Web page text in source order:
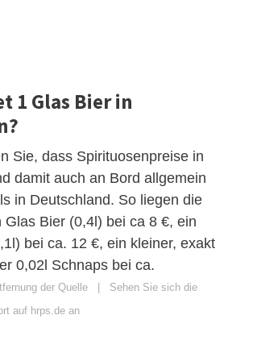
1 Glas Bier in
Sie, dass Spirituosenpreise in
damit auch an Bord allgemein
in Deutschland. So liegen die
Glas Bier (0,4l) bei ca 8 €, ein
bei ca. 12 €, ein kleiner, exakt
0,02l Schnaps bei ca.
der Quelle | Sehen Sie sich die
auf hrps.de an